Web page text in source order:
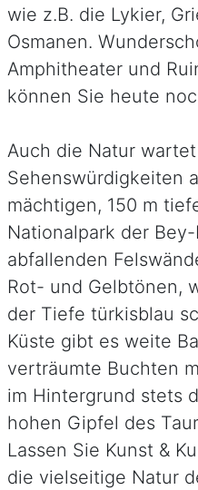
wie z.B. die Lykier,
Osmanen.
Amphitheater und
können Sie heute
Auch die Natur
Sehenswürdigkeiten
mächtigen, 150 m
Nationalpark der
abfallenden
Rot- und Gelbtönen,
der Tiefe türkisblau
Küste gibt es weite
verträumte Buchten
im Hintergrund stets
hohen Gipfel des
Lassen Sie Kunst &
die vielseitige Natur